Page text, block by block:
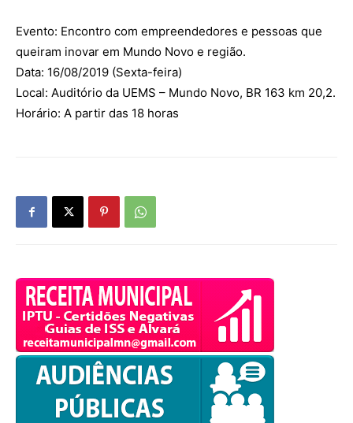
Evento: Encontro com empreendedores e pessoas que
queiram inovar em Mundo Novo e região.
Data: 16/08/2019 (Sexta-feira)
Local: Auditório da UEMS – Mundo Novo, BR 163 km 20,2.
Horário: A partir das 18 horas